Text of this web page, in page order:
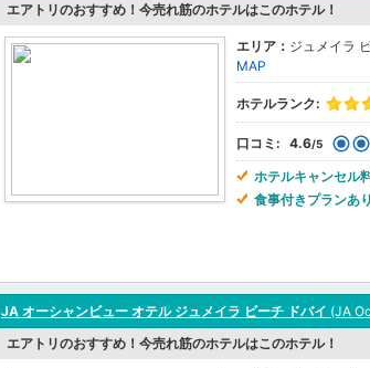
エアトリのおすすめ！今売れ筋のホテルはこのホテル！
エリア： ジュメイラ
MAP
ホテルランク:
口コミ: 4.6/5
ホテルキャンセル
食事付きプランあり
JA オーシャンビュー オテル ジュメイラ ビーチ ドバイ (JA
エアトリのおすすめ！今売れ筋のホテルはこのホテル！